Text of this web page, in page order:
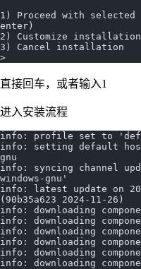
1) Proceed with
enter)
2) Customize installation
3) Cancel installation
>
直接回车，或者输入1
进入安装流程
info: profile set to
info: setting default
gnu
info: syncing channel
windows-gnu'
info: latest update on
(90b35a623 2024-11-26)
info: downloading
info: downloading
info: downloading
info: downloading
info: downloading
info: downloading